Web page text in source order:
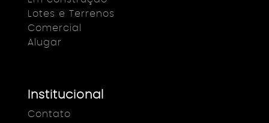
Lotes e Terrenos
Comercial
Alugar
Institucional
Contato